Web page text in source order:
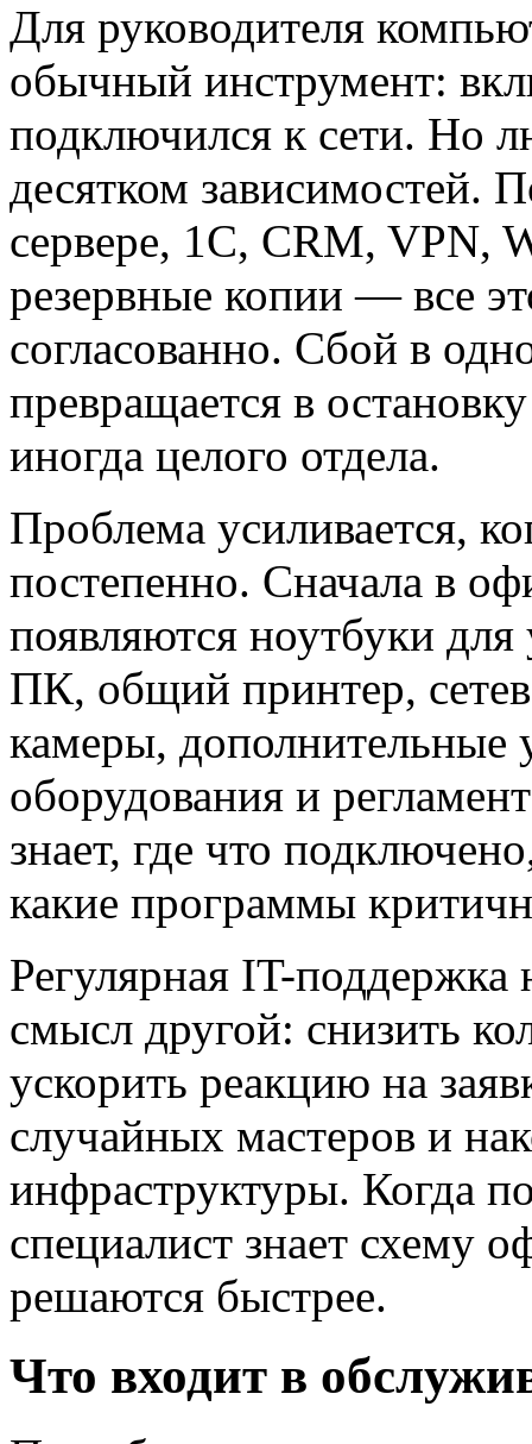
Для руководителя
обычный инструмент:
подключился к сети. Но
десятком зависимостей.
сервере, 1С, CRM, VPN,
резервные копии — все
согласованно. Сбой в
превращается в
иногда целого отдела.
Проблема усиливается,
постепенно. Сначала в
появляются ноутбуки
ПК, общий принтер,
камеры, дополнительные
оборудования и
знает, где что
какие программы
Регулярная IT-поддержка
смысл другой: снизить
ускорить реакцию на
случайных мастеров и
инфраструктуры. Когда
специалист знает схему
решаются быстрее.
Что входит в